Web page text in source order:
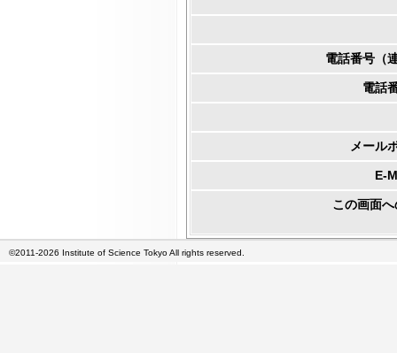
電話番号（
電話
メール
E-
この画面
©2011-2026 Institute of Science Tokyo All rights reserved.